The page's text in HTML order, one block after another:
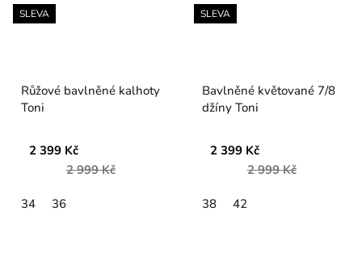
SLEVA
Růžové bavlněné kalhoty
Toni
2 399 Kč
2 999 Kč
34 36
SLEVA
Bavlněné květované 7/8
džíny Toni
2 399 Kč
2 999 Kč
38 42